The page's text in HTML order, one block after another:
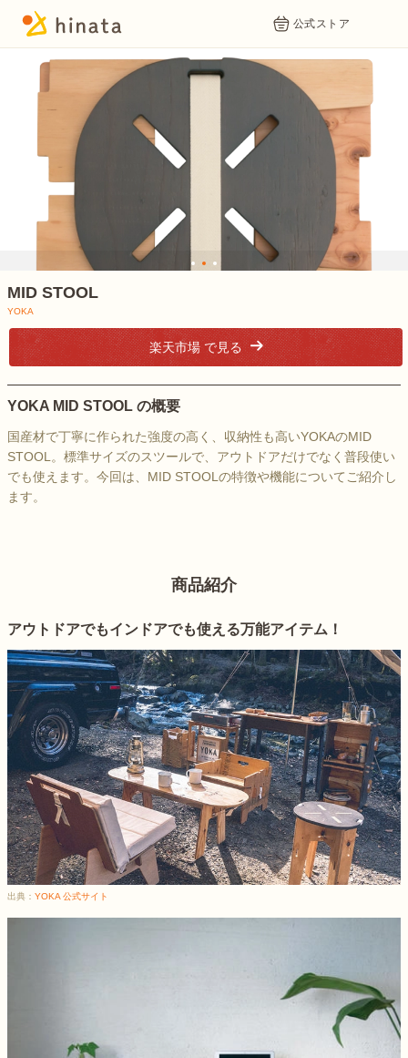
公式ストア
出典： YOKA 公式サイト
1 2 3
MID STOOL
YOKA
楽天市場 で見る
YOKA MID STOOL の概要
国産材で丁寧に作られた強度の高く、収納性も高いYOKAのMID
STOOL。標準サイズのスツールで、アウトドアだけでなく普段使い
でも使えます。今回は、MID STOOLの特徴や機能についてご紹介し
ます。
商品紹介
アウトドアでもインドアでも使える万能アイテム！
出典： YOKA 公式サイト